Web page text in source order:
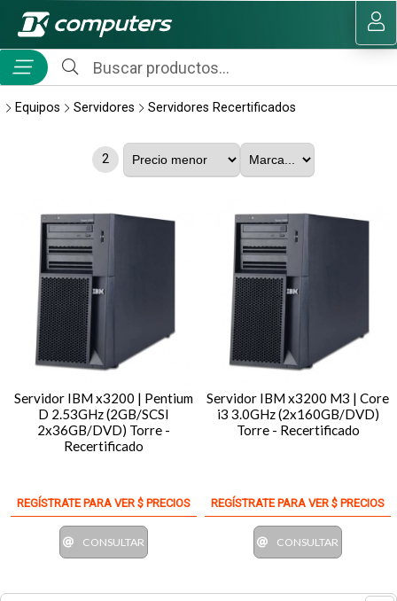
MI COMPRA
Equipos Servidores Servidores Recertificados
2
Servidor IBM x3200 | Pentium
D 2.53GHz (2GB/SCSI
2x36GB/DVD) Torre -
Recertificado
REGÍSTRATE PARA VER $ PRECIOS
CONSULTAR
Servidor IBM x3200 M3 | Core
i3 3.0GHz (2x160GB/DVD)
Torre - Recertificado
REGÍSTRATE PARA VER $ PRECIOS
CONSULTAR